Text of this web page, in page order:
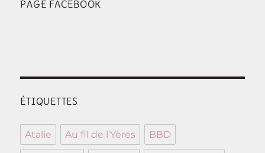
PAGE FACEBOOK
ÉTIQUETTES
Atalie Au fil de l'Yères BBD